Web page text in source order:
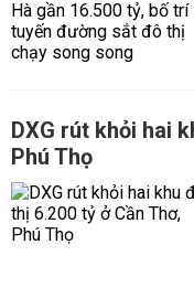
DXG rút khỏi hai
Phú Thọ